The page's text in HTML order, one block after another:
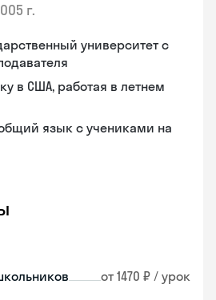
г.
университет с
в США, работая в летнем
язык с учениками на
от 1470 ₽ / урок